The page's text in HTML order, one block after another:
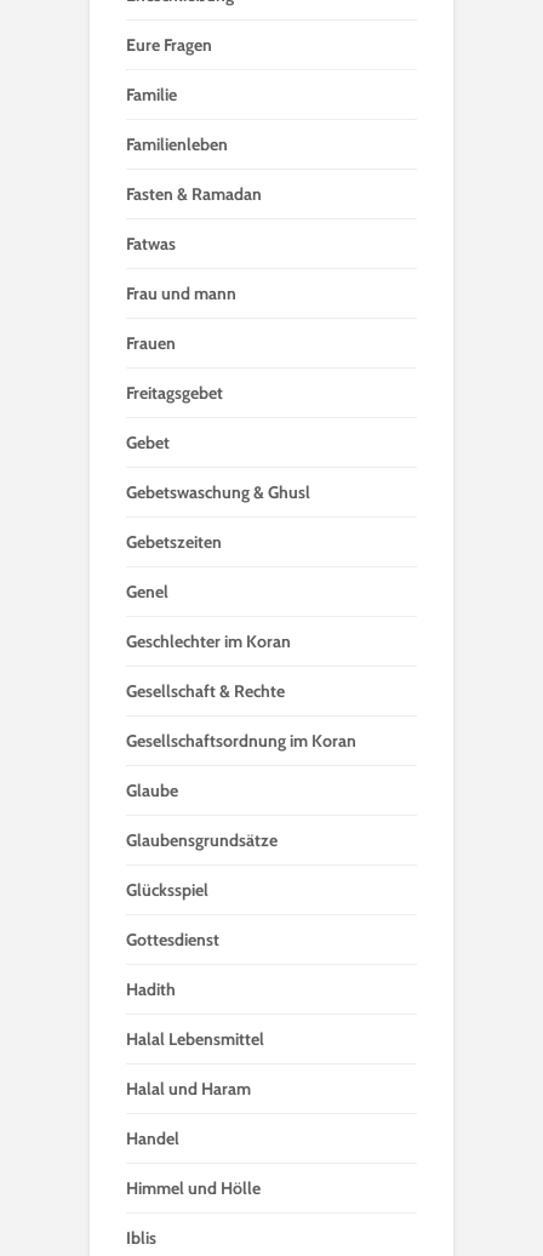
Eure Fragen
Familie
Familienleben
Fasten & Ramadan
Fatwas
Frau und mann
Frauen
Freitagsgebet
Gebet
Gebetswaschung & Ghusl
Gebetszeiten
Genel
Geschlechter im Koran
Gesellschaft & Rechte
Gesellschaftsordnung im Koran
Glaube
Glaubensgrundsätze
Glücksspiel
Gottesdienst
Hadith
Halal Lebensmittel
Halal und Haram
Handel
Himmel und Hölle
Iblis